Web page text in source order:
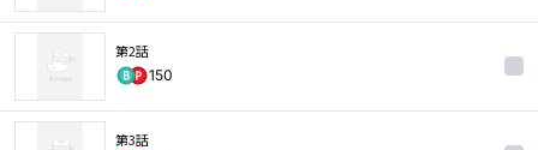
第2話
150
第3話